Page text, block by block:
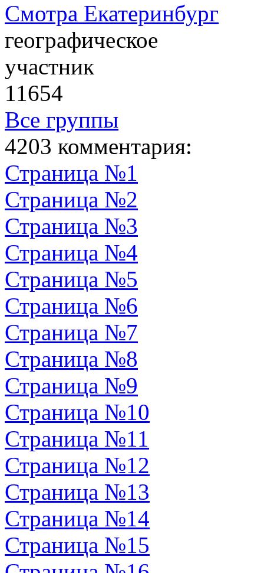
Смотра Екатеринбург
географическое
участник
11654
Все группы
4203 комментария:
Страница №1
Страница №2
Страница №3
Страница №4
Страница №5
Страница №6
Страница №7
Страница №8
Страница №9
Страница №10
Страница №11
Страница №12
Страница №13
Страница №14
Страница №15